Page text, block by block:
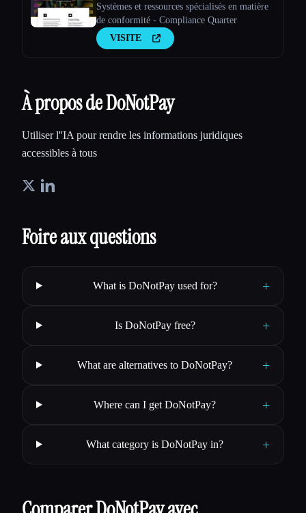
Systèmes et ressources spécialisés en matière
de conformité - Compliance Quarter
VISITE
À propos de DoNotPay
Utiliser l''IA pour rendre les informations juridiques
accessibles à tous
Foire aux questions
What is DoNotPay used for? +
Is DoNotPay free? +
What are alternatives to DoNotPay? +
Where can I get DoNotPay? +
What category is DoNotPay in? +